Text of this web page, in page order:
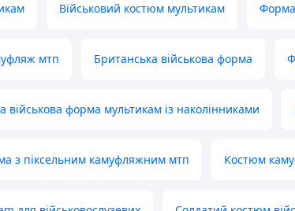
Військовий костюм мультикам
мтп Британська військова форма
військова форма мультикам із наколінниками
з піксельним камуфляжним мтп Костюм